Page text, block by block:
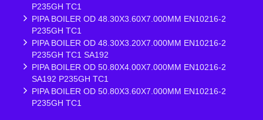
P235GH TC1
PIPA BOILER OD 48.30X3.60X7.000MM EN10216-2
P235GH TC1
PIPA BOILER OD 48.30X3.20X7.000MM EN10216-2
P235GH TC1 SA192
PIPA BOILER OD 50.80X4.00X7.000MM EN10216-2
SA192 P235GH TC1
PIPA BOILER OD 50.80X3.60X7.000MM EN10216-2
P235GH TC1